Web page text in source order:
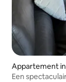
Appartement
Een